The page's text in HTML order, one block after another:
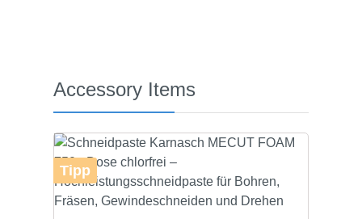
Produktgalerie überspringen
Accessory Items
Tipp